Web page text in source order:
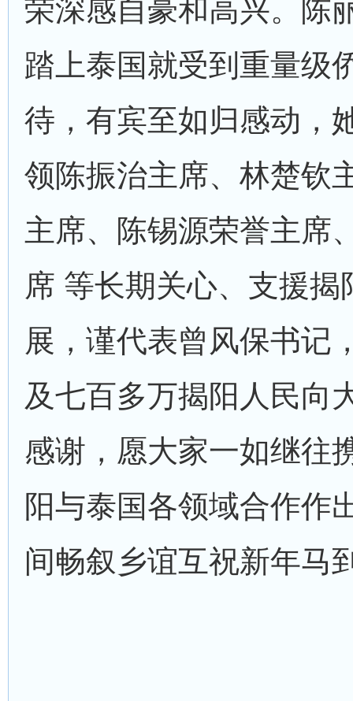
荣深感自豪和高兴。陈
踏上泰国就受到重量级
待，有宾至如归感动，
领陈振治主席、林楚钦
主席、陈锡源荣誉主席
席 等长期关心、支援揭
展，谨代表曾风保书记
及七百多万揭阳人民向
感谢，愿大家一如继往
阳与泰国各领域合作作
间畅叙乡谊互祝新年马